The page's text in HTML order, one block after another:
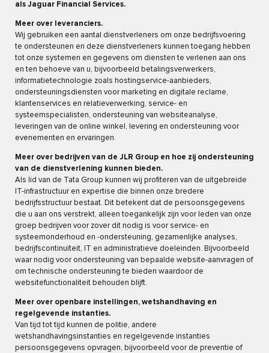
als Jaguar Financial Services.​
Meer over leveranciers.
Wij gebruiken een aantal dienstverleners om onze bedrijfsvoering
te ondersteunen en deze dienstverleners kunnen toegang hebben
tot onze systemen en gegevens om diensten te verlenen aan ons
en ten behoeve van u, bijvoorbeeld betalingsverwerkers,
informatietechnologie zoals hostingservice-aanbieders,
ondersteuningsdiensten voor marketing en digitale reclame,
klantenservices en relatieverwerking, service- en
systeemspecialisten, ondersteuning van websiteanalyse,
leveringen van de online winkel, levering en ondersteuning voor
evenementen en ervaringen.
Meer over bedrijven van de JLR Group en hoe zij ondersteuning
van de dienstverlening kunnen bieden.
Als lid van de Tata Group kunnen wij profiteren van de uitgebreide
IT-infrastructuur en expertise die binnen onze bredere
bedrijfsstructuur bestaat. Dit betekent dat de persoonsgegevens
die u aan ons verstrekt, alleen toegankelijk zijn voor leden van onze
groep bedrijven voor zover dit nodig is voor service- en
systeemonderhoud en -ondersteuning, gezamenlijke analyses,
bedrijfscontinuïteit, IT en administratieve doeleinden. Bijvoorbeeld
waar nodig voor ondersteuning van bepaalde website-aanvragen of
om technische ondersteuning te bieden waardoor de
websitefunctionaliteit behouden blijft.
Meer over openbare instellingen, wetshandhaving en
regelgevende instanties.
Van tijd tot tijd kunnen de politie, andere
wetshandhavingsinstanties en regelgevende instanties
persoonsgegevens opvragen, bijvoorbeeld voor de preventie of